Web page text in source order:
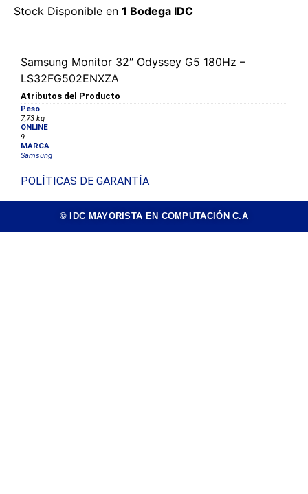
Stock Disponible en 1 Bodega IDC
Samsung Monitor 32″ Odyssey G5 180Hz –
LS32FG502ENXZA
Atributos del Producto
Peso
7,73 kg
ONLINE
9
MARCA
Samsung
POLÍTICAS DE GARANTÍA
© IDC MAYORISTA EN COMPUTACIÓN C.A